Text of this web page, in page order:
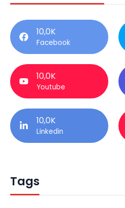
10,0K
Facebook
10,0K
Youtube
10,0K
Linkedin
Tags